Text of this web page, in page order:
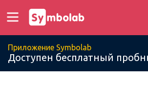
Приложение Symbolab
Доступен бесплатный